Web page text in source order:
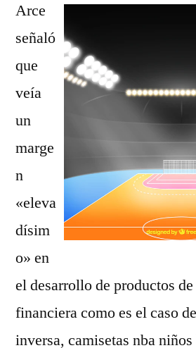
Arce
señaló
que
veía
un
marge
n
«eleva
dísim
o» en
el desarrollo de productos
financiera como es el caso
inversa, camisetas nba